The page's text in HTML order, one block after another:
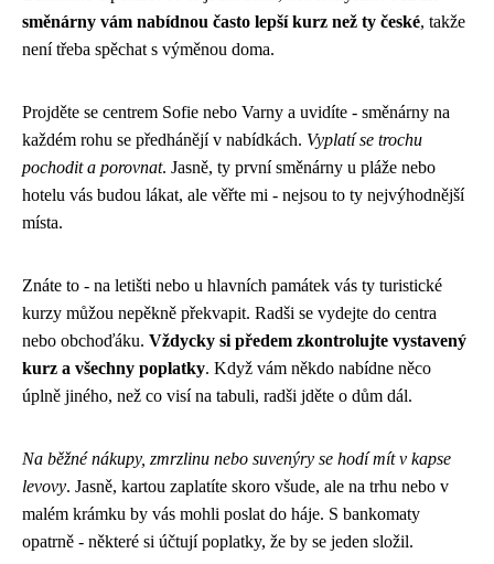
směnárny vám nabídnou často lepší kurz než ty české, takže
není třeba spěchat s výměnou doma.
Projděte se centrem Sofie nebo Varny a uvidíte - směnárny na
každém rohu se předhánějí v nabídkách. Vyplatí se trochu
pochodit a porovnat. Jasně, ty první směnárny u pláže nebo
hotelu vás budou lákat, ale věřte mi - nejsou to ty nejvýhodnější
místa.
Znáte to - na letišti nebo u hlavních památek vás ty turistické
kurzy můžou nepěkně překvapit. Radši se vydejte do centra
nebo obchoďáku. Vždycky si předem zkontrolujte vystavený
kurz a všechny poplatky. Když vám někdo nabídne něco
úplně jiného, než co visí na tabuli, radši jděte o dům dál.
Na běžné nákupy, zmrzlinu nebo suvenýry se hodí mít v kapse
levovy. Jasně, kartou zaplatíte skoro všude, ale na trhu nebo v
malém krámku by vás mohli poslat do háje. S bankomaty
opatrně - některé si účtují poplatky, že by se jeden složil.